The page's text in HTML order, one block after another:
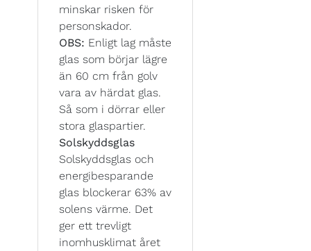
minskar risken för
personskador.
OBS: Enligt lag måste
glas som börjar lägre
än 60 cm från golv
vara av härdat glas.
Så som i dörrar eller
stora glaspartier.
Solskyddsglas
Solskyddsglas och
energibesparande
glas blockerar 63% av
solens värme. Det
ger ett trevligt
inomhusklimat året